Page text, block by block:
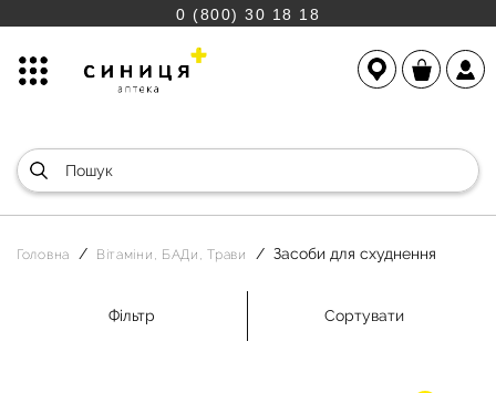
0 (800) 30 18 18
Головна Вітаміни, БАДи, Трави Засоби для схуднення
Фільтр Сортувати